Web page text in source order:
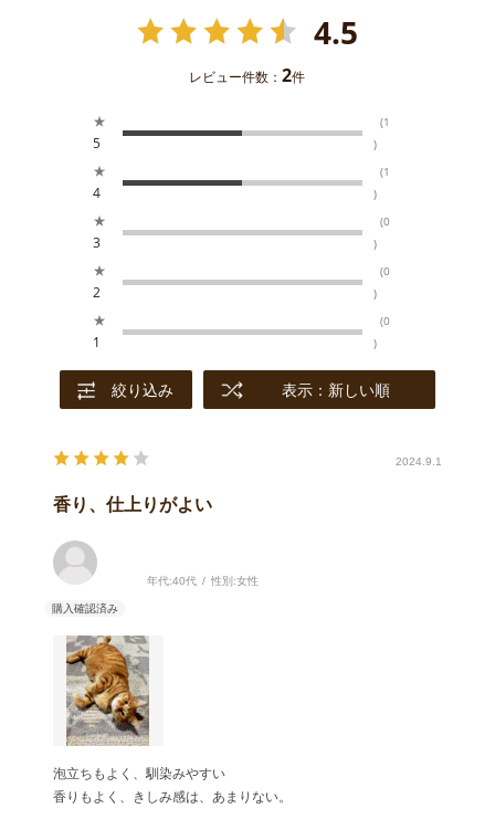
4.5
レビュー件数：2件
★
5
(1
)
★
4
(1
)
★
3
(0
)
★
2
(0
)
★
1
(0
)
絞り込み 表示：新しい順
2024.9.1
香り、仕上りがよい
年代:40代 性別:女性
泡立ちもよく、馴染みやすい
香りもよく、きしみ感は、あまりない。